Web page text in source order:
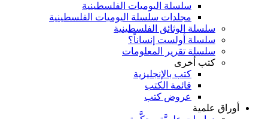
سلسلة اليوميات الفلسطينية
مجلدات سلسلة اليوميات الفلسطينية
سلسلة الوثائق الفلسطينية
سلسلة أولست إنساناً؟
سلسلة تقرير المعلومات
كتب أخرى
كتب بالإنجليزية
قائمة الكتب
عروض كتب
أوراق علمية